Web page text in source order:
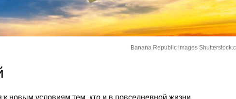
Banana Republic images
к новым условиям тем, кто и в повседневной жизни